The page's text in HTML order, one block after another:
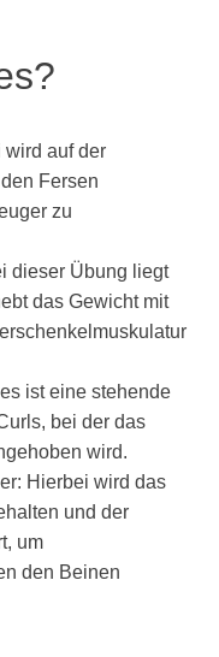
wird auf der
Fersen
zu
dieser Übung liegt
das Gewicht mit
ist eine stehende
bei der das
wird.
Hierbei wird das
und der
um
den Beinen